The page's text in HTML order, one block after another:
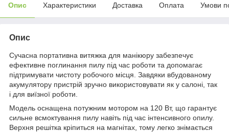
Опис Характеристики Доставка Оплата Умови
Опис
Сучасна портативна витяжка для манікюру забезпечує
ефективне поглинання пилу під час роботи та допомагає
підтримувати чистоту робочого місця. Завдяки вбудованому
акумулятору пристрій зручно використовувати як у салоні, так
і для виїзної роботи.
Модель оснащена потужним мотором на 120 Вт, що гарантує
сильне всмоктування пилу навіть під час інтенсивного опилу.
Верхня решітка кріпиться на магнітах, тому легко знімається